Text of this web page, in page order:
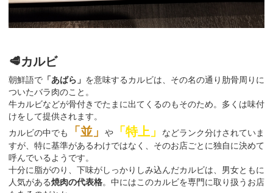
🥩カルビ
朝鮮語で「あばら」 を意味するカルビは、その名の通り肋骨周りに
ついたバラ肉のこと。
牛カルビなどが骨付きでたまに出てくるのもそのため。多くは味付
けをして提供されます。
カルビの中でも
「並」 や「特上」
などランク分けされていま
すが、特に基準があるわけではなく、そのお店ごとに独自に決めて
呼んでいるようです。
十分に脂がのり、下味がしっかりしみ込んだカルビは、男女ともに
人気がある焼肉の代表格。中にはこのカルビを専門に取り扱うお店